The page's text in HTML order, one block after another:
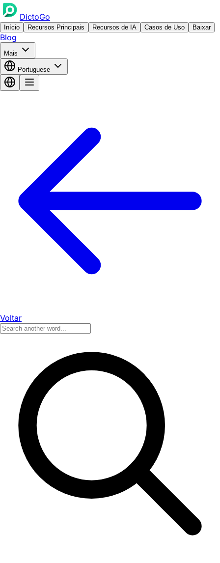
DictoGo
Início Recursos Principais Recursos de IA Casos de Uso Baixar
Blog
Mais
Portuguese
Voltar